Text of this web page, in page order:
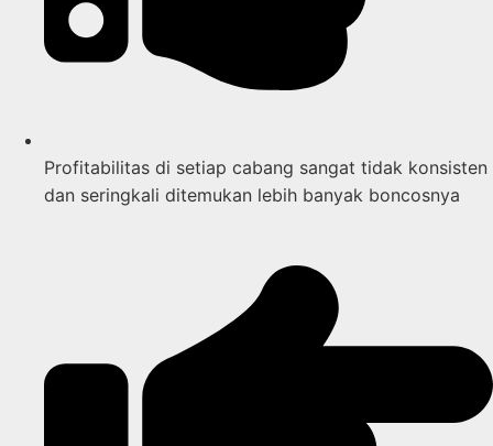
Profitabilitas di setiap cabang sangat tidak konsisten
dan seringkali ditemukan lebih banyak boncosnya